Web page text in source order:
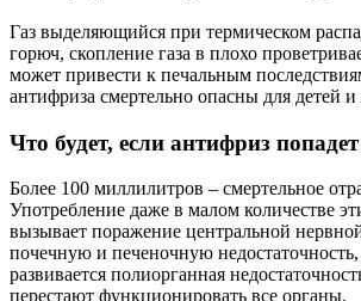
Газ выделяющийся при термическом
горюч, скопление газа в плохо
может привести к печальным
антифриза смертельно опасны для детей
Что будет, если антифриз
Более 100 миллилитров – смертельное
Употребление даже в малом количестве
вызывает поражение центральной
почечную и печеночную
развивается полиорганная
перестают функционировать все органы.